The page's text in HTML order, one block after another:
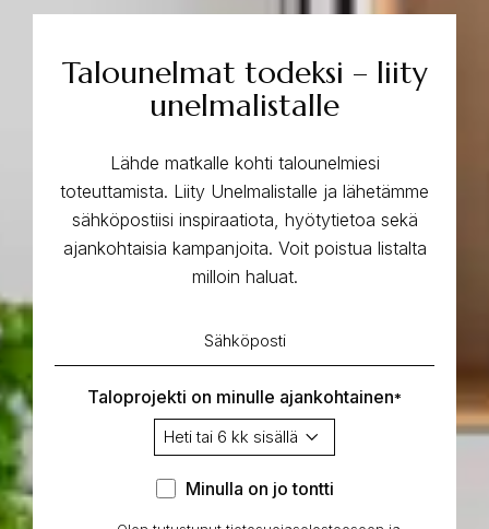
Talounelmat todeksi – liity
unelmalistalle
Lähde matkalle kohti talounelmiesi
toteuttamista. Liity Unelmalistalle ja lähetämme
sähköpostiisi inspiraatiota, hyötytietoa sekä
ajankohtaisia kampanjoita. Voit poistua listalta
milloin haluat.
Sähköposti
Taloprojekti on minulle ajankohtainen*
Minulla
Minulla on jo tontti